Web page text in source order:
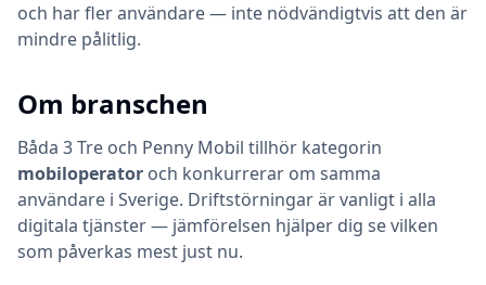
och har fler användare — inte nödvändigtvis att den är
mindre pålitlig.
Om branschen
Båda 3 Tre och Penny Mobil tillhör kategorin
mobiloperator och konkurrerar om samma
användare i Sverige. Driftstörningar är vanligt i alla
digitala tjänster — jämförelsen hjälper dig se vilken
som påverkas mest just nu.